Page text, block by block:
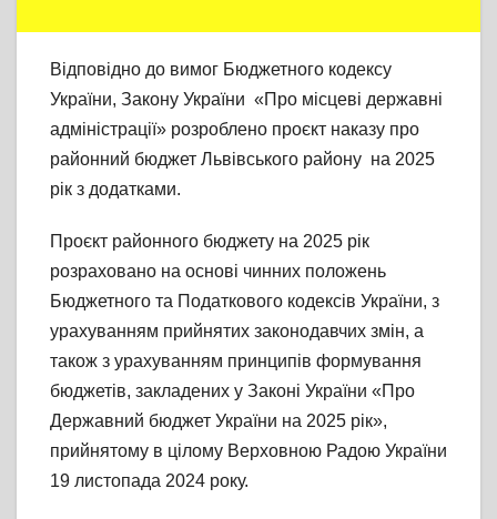
Відповідно до вимог Бюджетного кодексу
України, Закону України «Про місцеві державні
адміністрації» розроблено проєкт наказу про
районний бюджет Львівського району на 2025
рік з додатками.
Проєкт районного бюджету на 2025 рік
розраховано на основі чинних положень
Бюджетного та Податкового кодексів України, з
урахуванням прийнятих законодавчих змін, а
також з урахуванням принципів формування
бюджетів, закладених у Законі України «Про
Державний бюджет України на 2025 рік»,
прийнятому в цілому Верховною Радою України
19 листопада 2024 року.